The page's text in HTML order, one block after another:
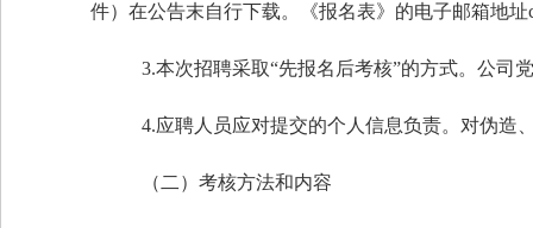
件）在公告末自行下载。《报名表》的电子邮箱地址
3.本次招聘采取“先报名后考核”的方式。公司
4.应聘人员应对提交的个人信息负责。对伪造
（二）考核方法和内容